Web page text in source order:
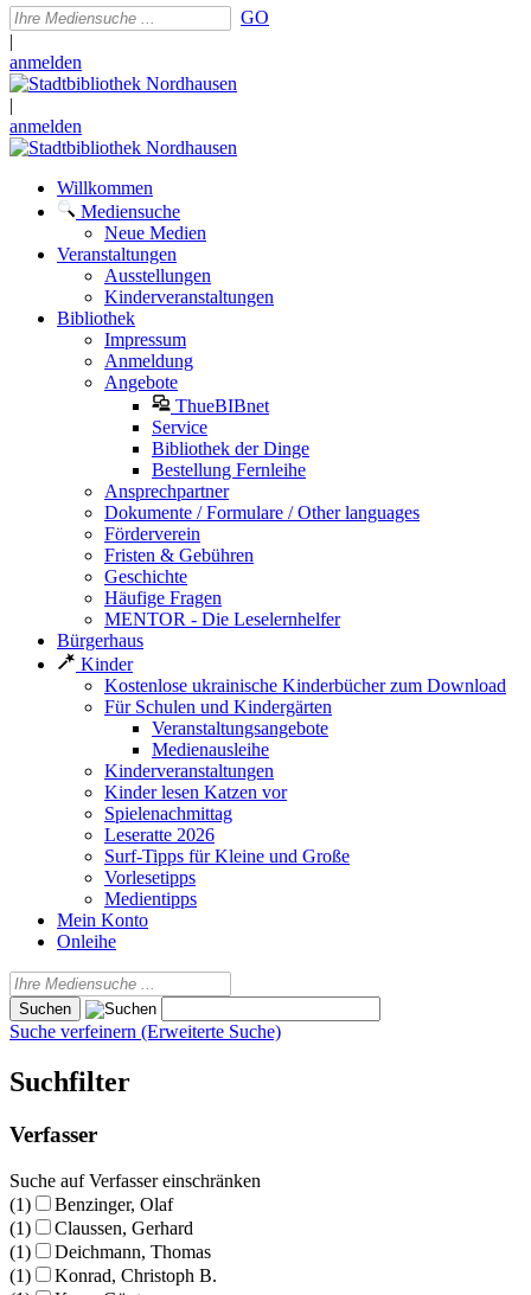
GO
|
anmelden
|
anmelden
Willkommen
Mediensuche
Neue Medien
Veranstaltungen
Ausstellungen
Kinderveranstaltungen
Bibliothek
Impressum
Anmeldung
Angebote
ThueBIBnet
Service
Bibliothek der Dinge
Bestellung Fernleihe
Ansprechpartner
Dokumente / Formulare / Other languages
Förderverein
Fristen & Gebühren
Geschichte
Häufige Fragen
MENTOR - Die Leselernhelfer
Bürgerhaus
Kinder
Kostenlose ukrainische Kinderbücher zum Download
Für Schulen und Kindergärten
Veranstaltungsangebote
Medienausleihe
Kinderveranstaltungen
Kinder lesen Katzen vor
Spielenachmittag
Leseratte 2026
Surf-Tipps für Kleine und Große
Vorlesetipps
Medientipps
Mein Konto
Onleihe
Suche verfeinern (Erweiterte Suche)
Suchfilter
Verfasser
Suche auf Verfasser einschränken
(1)
Benzinger, Olaf
(1)
Claussen, Gerhard
(1)
Deichmann, Thomas
(1)
Konrad, Christoph B.